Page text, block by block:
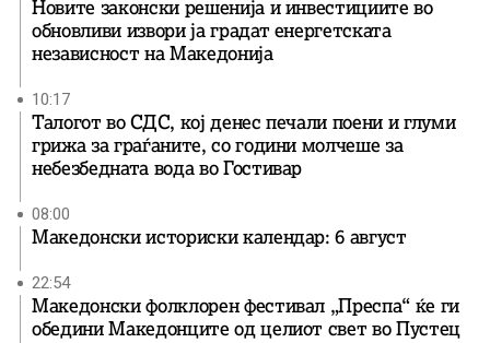
Новите законски решенија и инвестициите во
обновливи извори ја градат енергетската
независност на Македонија
10:17
Талогот во СДС, кој денес печали поени и глуми
грижа за граѓаните, со години молчеше за
небезбедната вода во Гостивар
08:00
Македонски историски календар: 6 август
22:54
Македонски фолклорен фестивал „Преспа“ ќе ги
обедини Македонците од целиот свет во Пустец